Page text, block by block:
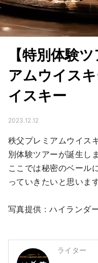
【特別体験
アムウイス
イスキー
2023.12.12
秩父プレミアムウイス
別体験ツアーが誕生し
ここでは秘密のベール
っていきたいと思います
写真提供 : ハイランダ
ライター